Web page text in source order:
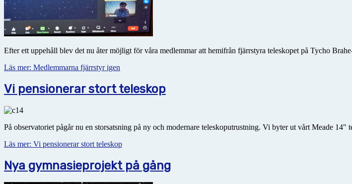
Efter ett uppehåll blev det nu åter möjligt för våra medlemmar att hemifrån fjärrstyra teleskopet på Tycho
Läs mer: Medlemmarna fjärrstyr igen
Vi pensionerar stort teleskop
På observatoriet pågår nu en storsatsning på ny och modernare teleskoputrustning. Vi byter ut vårt Meade
Läs mer: Vi pensionerar stort teleskop
Nya gymnasieprojekt på gång